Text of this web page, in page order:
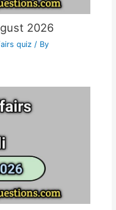
2026
quiz/ By